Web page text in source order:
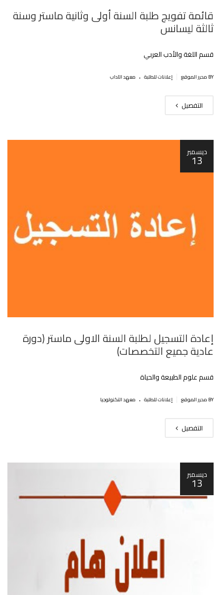
قائمة تفويج طلبة السنة أولى وثانية ماستر وسنة
ثالثة ليسانس
قسم اللغة والأدب العربي
BY محرر الموقع إعلانات للطلبة . معهد الآداب
التفصيل
ديسمبر
13
إعادة التسجيل لطلبة السنة الاولى ماستر (دورة
عادية جميع التخصصات)
قسم علوم الطبيعة والحياة
BY محرر الموقع إعلانات للطلبة . معهد التكنولوجيا
التفصيل
ديسمبر
13